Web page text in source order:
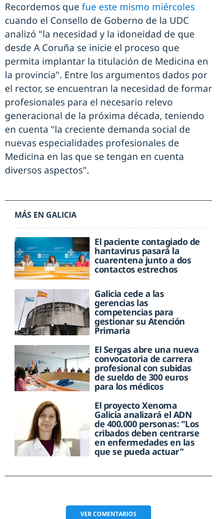
Recordemos que fue este mismo miércoles
cuando el Consello de Goberno de la UDC
analizó "la necesidad y la idoneidad de que
desde A Coruña se inicie el proceso que
permita implantar la titulación de Medicina en
la provincia". Entre los argumentos dados por
el rector, se encuentran la necesidad de formar
profesionales para el necesario relevo
generacional de la próxima década, teniendo
en cuenta "la creciente demanda social de
nuevas especialidades profesionales de
Medicina en las que se tengan en cuenta
diversos aspectos".
MÁS EN GALICIA
El paciente contagiado de
hantavirus pasará la
cuarentena junto a dos
contactos estrechos
Galicia cede a las
gerencias las
competencias para
gestionar su Atención
Primaria
El Sergas abre una nueva
convocatoria de carrera
profesional con subidas
de sueldo de 300 euros
para los médicos
El proyecto Xenoma
Galicia analizará el ADN
de 400.000 personas: "Los
cribados deben centrarse
en enfermedades en las
que se pueda actuar"
VERCOMENTARIOS